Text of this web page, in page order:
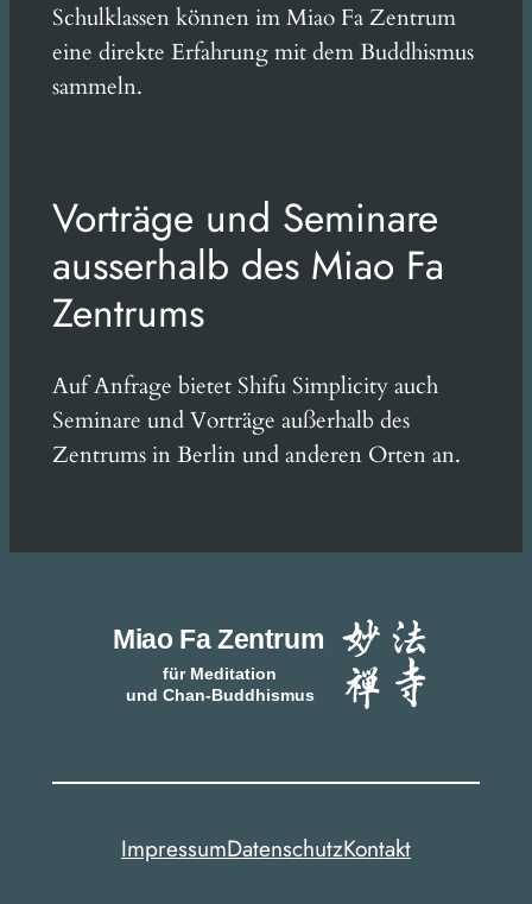
Schulklassen können im Miao Fa Zentrum
eine direkte Erfahrung mit dem Buddhismus
sammeln.
Vorträge und Seminare
ausserhalb des Miao Fa
Zentrums
Auf Anfrage bietet Shifu Simplicity auch
Seminare und Vorträge außerhalb des
Zentrums in Berlin und anderen Orten an.
ImpressumDatenschutzKontakt